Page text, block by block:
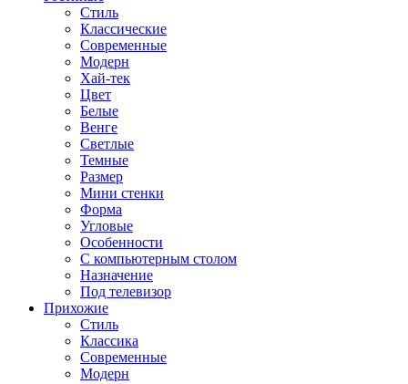
Стиль
Классические
Современные
Модерн
Хай-тек
Цвет
Белые
Венге
Светлые
Темные
Размер
Мини стенки
Форма
Угловые
Особенности
С компьютерным столом
Назначение
Под телевизор
Прихожие
Стиль
Классика
Современные
Модерн